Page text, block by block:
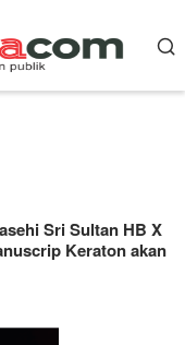
Sri Sultan HB X
Keraton akan